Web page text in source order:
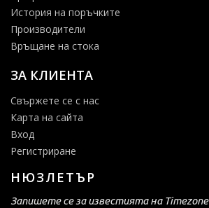
История на поръчките
Производители
Връщане на стока
ЗА КЛИЕНТА
Свържете се с нас
Карта на сайта
Вход
Регистриране
НЮЗЛЕТЪР
Запишете се за известията на Timezone